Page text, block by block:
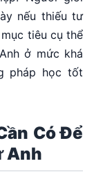
nếu thiếu tư
tiêu cụ thể
ở mức khá
pháp học tốt
Có Để
Anh